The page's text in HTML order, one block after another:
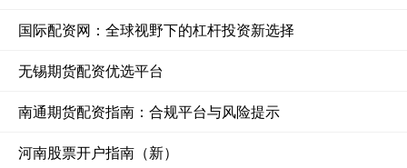
国际配资网：全球视野下的杠杆投资新选择
无锡期货配资优选平台
南通期货配资指南：合规平台与风险提示
河南股票开户指南（新）